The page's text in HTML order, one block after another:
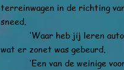
terreinwagen in de richting
sneed.
‘Waar heb jij leren
wat er zonet was gebeurd.
‘Een van de weinige